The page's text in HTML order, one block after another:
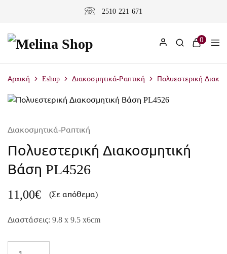
2510 221 671
0
Αρχική Eshop Διακοσμητικά-Ραπτική Πολυεστερική
Διακοσμητικά-Ραπτική
Πολυεστερική Διακοσμητική
Βάση PL4526
11,00€ (Σε απόθεμα)
Διαστάσεις: 9.8 x 9.5 x6cm